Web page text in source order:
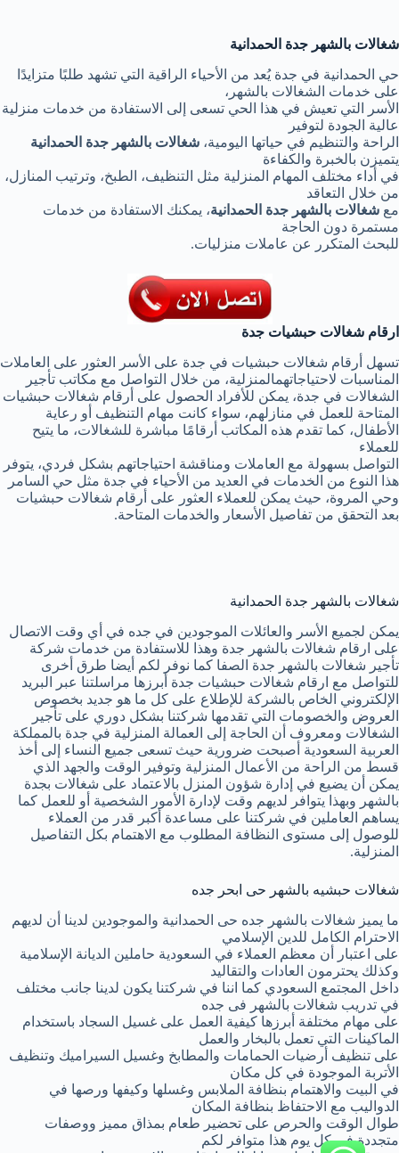
شغالات بالشهر جدة الحمدانية
حي الحمدانية في جدة يُعد من الأحياء الراقية التي تشهد طلبًا متزايدًا
على خدمات الشغالات بالشهر،
الأسر التي تعيش في هذا الحي تسعى إلى الاستفادة من خدمات منزلية
عالية الجودة لتوفير
الراحة والتنظيم في حياتها اليومية، شغالات بالشهر جدة الحمدانية
يتميزن بالخبرة والكفاءة
في أداء مختلف المهام المنزلية مثل التنظيف، الطبخ، وترتيب المنازل،
من خلال التعاقد
مع شغالات بالشهر جدة الحمدانية، يمكنك الاستفادة من خدمات
مستمرة دون الحاجة
للبحث المتكرر عن عاملات منزليات.
ارقام شغالات حبشيات جدة
تسهل أرقام شغالات حبشيات في جدة على الأسر العثور على العاملات
المناسبات لاحتياجاتهمالمنزلية، من خلال التواصل مع مكاتب تأجير
الشغالات في جدة، يمكن للأفراد الحصول على أرقام شغالات حبشيات
المتاحة للعمل في منازلهم، سواء كانت مهام التنظيف أو رعاية
الأطفال، كما تقدم هذه المكاتب أرقامًا مباشرة للشغالات، ما يتيح
للعملاء
التواصل بسهولة مع العاملات ومناقشة احتياجاتهم بشكل فردي، يتوفر
هذا النوع من الخدمات في العديد من الأحياء في جدة مثل حي السامر
وحي المروة، حيث يمكن للعملاء العثور على أرقام شغالات حبشيات
بعد التحقق من تفاصيل الأسعار والخدمات المتاحة.
شغالات بالشهر جدة الحمدانية
يمكن لجميع الأسر والعائلات الموجودين في جده في أي وقت الاتصال
على ارقام شغالات بالشهر جدة وهذا للاستفادة من خدمات شركة
تأجير شغالات بالشهر جدة الصفا كما نوفر لكم أيضا طرق أخرى
للتواصل مع ارقام شغالات حبشيات جدة أبرزها مراسلتنا عبر البريد
الإلكتروني الخاص بالشركة للإطلاع على كل ما هو جديد بخصوص
العروض والخصومات التي تقدمها شركتنا بشكل دوري على تأجير
الشغالات ومعروف أن الحاجة إلى العمالة المنزلية في جدة بالمملكة
العربية السعودية أصبحت ضرورية حيث تسعى جميع النساء إلى أخذ
قسط من الراحة من الأعمال المنزلية وتوفير الوقت والجهد الذي
يمكن أن يضيع في إدارة شؤون المنزل بالاعتماد على شغالات بجدة
بالشهر وبهذا يتوافر لديهم وقت لإدارة الأمور الشخصية أو للعمل كما
يساهم العاملين في شركتنا على مساعدة أكبر قدر من العملاء
للوصول إلى مستوى النظافة المطلوب مع الاهتمام بكل التفاصيل
المنزلية.
شغالات حبشيه بالشهر حى ابحر جده
ما يميز شغالات بالشهر جده حى الحمدانية والموجودين لدينا أن لديهم
الاحترام الكامل للدين الإسلامي
على اعتبار أن معظم العملاء في السعودية حاملين الديانة الإسلامية
وكذلك يحترمون العادات والتقاليد
داخل المجتمع السعودي كما اننا في شركتنا يكون لدينا جانب مختلف
في تدريب شغالات بالشهر فى جده
على مهام مختلفة أبرزها كيفية العمل على غسيل السجاد باستخدام
الماكينات التي تعمل بالبخار والعمل
على تنظيف أرضيات الحمامات والمطابخ وغسيل السيراميك وتنظيف
الأتربة الموجودة في كل مكان
في البيت والاهتمام بنظافة الملابس وغسلها وكيفها ورصها في
الدواليب مع الاحتفاظ بنظافة المكان
طوال الوقت والحرص على تحضير طعام بمذاق مميز ووصفات
متجددة في كل يوم هذا متوافر لكم